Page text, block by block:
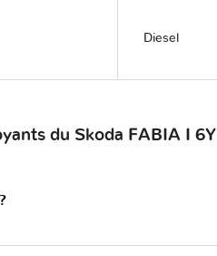
Diesel
du Skoda FABIA I 6Y